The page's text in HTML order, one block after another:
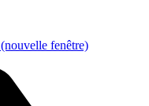
(nouvelle fenêtre)